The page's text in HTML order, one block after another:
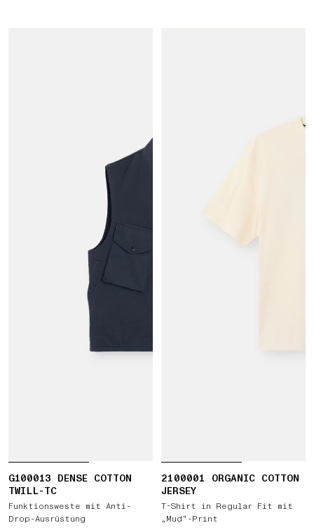
G100013 DENSE COTTON
TWILL-TC
Funktionsweste mit Anti-
Drop-Ausrüstung
2100001 ORGANIC COTTON
JERSEY
T-Shirt in Regular Fit mit
„Mud“-Print